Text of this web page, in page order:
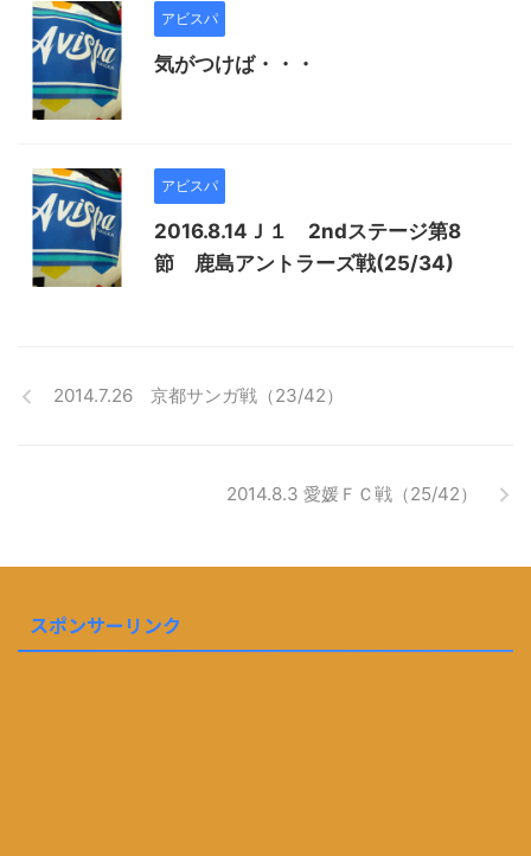
アビスパ
気がつけば・・・
アビスパ
2016.8.14Ｊ１ 2ndステージ第8
節 鹿島アントラーズ戦(25/34)
2014.7.26 京都サンガ戦（23/42）
2014.8.3 愛媛ＦＣ戦（25/42）
スポンサーリンク